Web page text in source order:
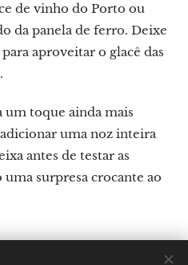
de vinho do Porto ou
da panela de ferro. Deixe
aproveitar o glacê das
um toque ainda mais
uma noz inteira
antes de testar as
surpresa crocante ao